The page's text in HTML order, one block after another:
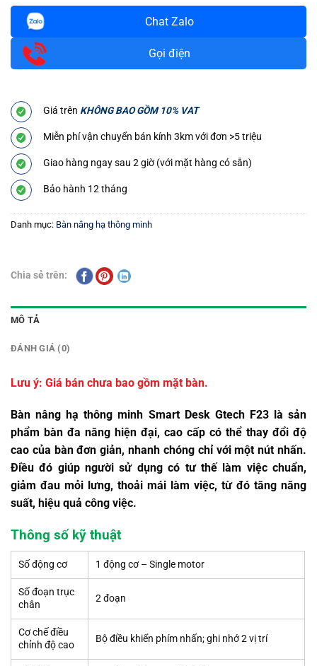
Chat Zalo
Gọi điện
Giá trên KHÔNG BAO GỒM 10% VAT
Miễn phí vận chuyển bán kính 3km với đơn >5 triệu
Giao hàng ngay sau 2 giờ (với mặt hàng có sẵn)
Bảo hành 12 tháng
Danh mục: Bàn nâng hạ thông minh
Chia sẻ trên:
MÔ TẢ
ĐÁNH GIÁ (0)
Lưu ý: Giá bán chưa bao gồm mặt bàn.
Bàn nâng hạ thông minh Smart Desk Gtech F23 là sản
phẩm bàn đa năng hiện đại, cao cấp có thể thay đổi độ
cao của bàn đơn giản, nhanh chóng chỉ với một nút nhấn.
Điều đó giúp người sử dụng có tư thế làm việc chuẩn,
giảm đau mỏi lưng, thoải mái làm việc, từ đó tăng năng
suất, hiệu quả công việc.
Thông số kỹ thuật
Số động cơ 1 động cơ – Single motor
Số đoạn trục
chân
2 đoạn
Cơ chế điều
chỉnh độ cao
Bộ điều khiển phím nhấn; ghi nhớ 2 vị trí